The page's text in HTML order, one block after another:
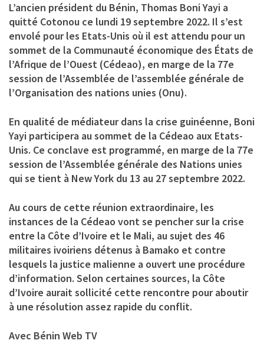
L’ancien président du Bénin, Thomas Boni Yayi a
quitté Cotonou ce lundi 19 septembre 2022. Il s’est
envolé pour les Etats-Unis où il est attendu pour un
sommet de la Communauté économique des États de
l’Afrique de l’Ouest (Cédeao), en marge de la 77e
session de l’Assemblée de l’assemblée générale de
l’Organisation des nations unies (Onu).
En qualité de médiateur dans la crise guinéenne, Boni
Yayi participera au sommet de la Cédeao aux Etats-
Unis. Ce conclave est programmé, en marge de la 77e
session de l’Assemblée générale des Nations unies
qui se tient à New York du 13 au 27 septembre 2022.
Au cours de cette réunion extraordinaire, les
instances de la Cédeao vont se pencher sur la crise
entre la Côte d’Ivoire et le Mali, au sujet des 46
militaires ivoiriens détenus à Bamako et contre
lesquels la justice malienne a ouvert une procédure
d’information. Selon certaines sources, la Côte
d’Ivoire aurait sollicité cette rencontre pour aboutir
à une résolution assez rapide du conflit.
Avec Bénin Web TV